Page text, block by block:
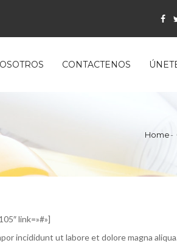
CONTACTENOS
Home
link=»#»]
incididunt ut labore et dolore magna